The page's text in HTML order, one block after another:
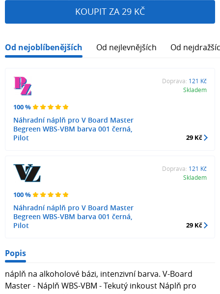
KOUPIT ZA 29 KČ
Od nejoblíbenějších Od nejlevnějších Od
100 %
Náhradní náplň pro V Board Master
Begreen WBS-VBM barva 001 černá,
Pilot
Doprava: 121 Kč
Skladem
29 Kč
100 %
Náhradní náplň pro V Board Master
Begreen WBS-VBM barva 001 černá,
Pilot
Doprava: 121 Kč
Skladem
29 Kč
Popis
náplň na alkoholové bázi, intenzivní barva. V-Board
Master - Náplň WBS-VBM - Tekutý inkoust Náplň pro